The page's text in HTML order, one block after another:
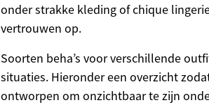
onder strakke kleding of chique
vertrouwen op.
Soorten beha’s voor verschillende
situaties. Hieronder een overzicht
ontworpen om onzichtbaar te zijn